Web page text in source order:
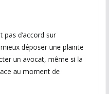
pas d’accord sur
déposer une plainte
un avocat, même si la
au moment de